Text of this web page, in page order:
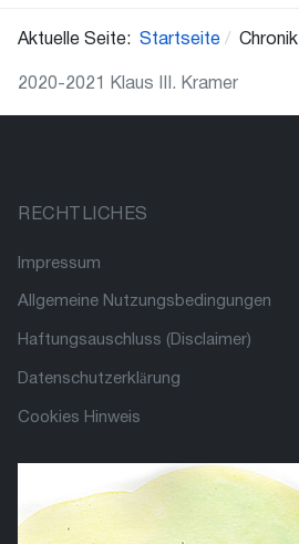
Aktuelle Seite: Startseite Chronik
2020-2021 Klaus III. Kramer
RECHTLICHES
Impressum
Allgemeine Nutzungsbedingungen
Haftungsauschluss (Disclaimer)
Datenschutzerklärung
Cookies Hinweis